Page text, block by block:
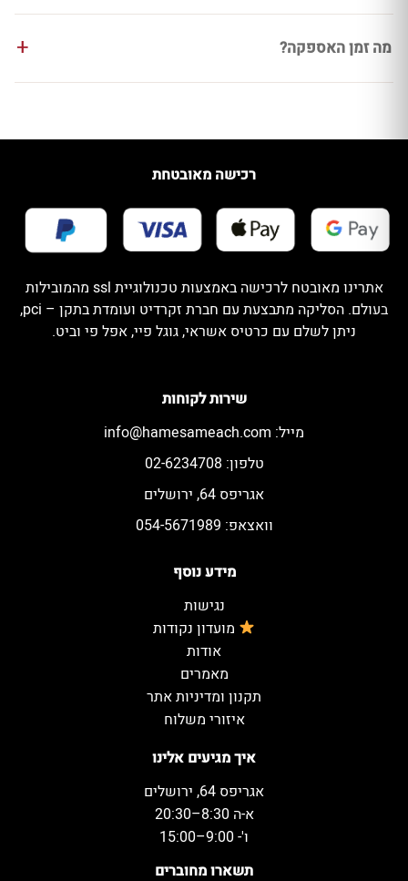
מה זמן האספקה?
איך מגיעים אלינו
אגריפס 64, ירושלים
א-ה 8:30–20:30
ו'- 9:00–15:00
תשארו מחוברים
מידע נוסף
נגישות
מועדון נקודות
אודות
מאמרים
תקנון ומדיניות אתר
איזורי משלוח
שירות לקוחות
מייל: info@hamesameach.com
טלפון: 02-6234708
אגריפס 64, ירושלים
וואצאפ: 054-5671989
רכישה מאובטחת
אתרינו מאובטח לרכישה באמצעות טכנולוגיית ssl מהמובילות
בעולם. הסליקה מתבצעת עם חברת זקרדיט ועומדת בתקן – pci,
ניתן לשלם עם כרטיס אשראי, גוגל פיי, אפל פי וביט.